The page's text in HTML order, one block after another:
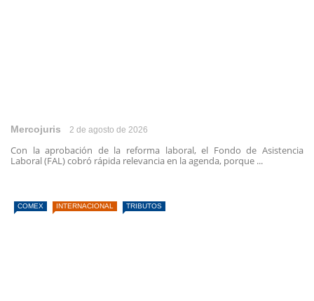
Mercojuris 2 de agosto de 2026
Con la aprobación de la reforma laboral, el Fondo de Asistencia
Laboral (FAL) cobró rápida relevancia en la agenda, porque ...
COMEX INTERNACIONAL TRIBUTOS